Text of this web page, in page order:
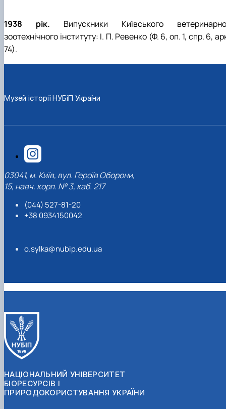
1938 рік. Випускники Київського
зоотехнічного інституту: І. П. Ревенко (Ф. 6, оп. 1, спр. 6,
74).
Музей історії НУБіП України
03041, м. Київ, вул. Героїв Оборони,
15, навч. корп. № 3, каб. 217
(044) 527-81-20
+38 0934150042
o.sylka@nubip.edu.ua
НАЦІОНАЛЬНИЙ УНІВЕРСИТЕТ
БІОРЕСУРСІВ І
ПРИРОДОКОРИСТУВАННЯ УКРАЇНИ